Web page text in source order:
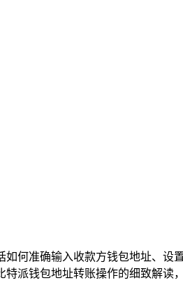
何准确输入收款方钱包地址、设
派钱包地址转账操作的细致解读